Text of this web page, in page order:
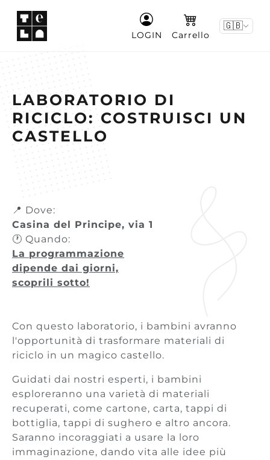
LOGIN Carrello
🇬🇧
LABORATORIO DI
RICICLO: COSTRUISCI UN
CASTELLO
📍 Dove:
Casina del Principe, via 1
🕐 Quando:
La programmazione
dipende dai giorni,
scoprili sotto!
Con questo laboratorio, i bambini avranno
l'opportunità di trasformare materiali di
riciclo in un magico castello.
Guidati dai nostri esperti, i bambini
esploreranno una varietà di materiali
recuperati, come cartone, carta, tappi di
bottiglia, tappi di sughero e altro ancora.
Saranno incoraggiati a usare la loro
immaginazione, dando vita alle idee più